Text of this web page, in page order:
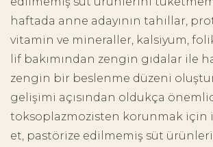
haftada anne adayının tahıllar,
vitamin ve mineraller, kalsiyum,
lif bakımından zengin gıdalar ile
zengin bir beslenme düzeni
gelişimi açısından oldukça
toksoplazmozisten korunmak için
et, pastörize edilmemiş süt ürünleri